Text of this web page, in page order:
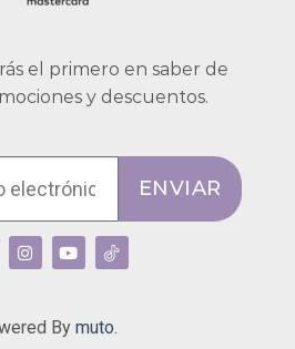
el primero en saber de
y descuentos.
ENVIAR
By muto.